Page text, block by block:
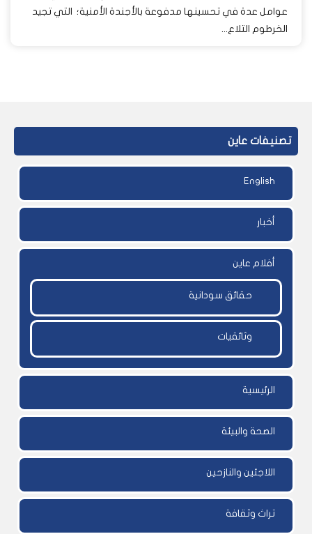
عوامل عدة في تحسينها مدفوعة بالأجندة الأمنية؛ التي تجيد
الخرطوم التلاع...
تصنيفات عاين
English
أخبار
أفلام عاين
حقائق سودانية
وثائقيات
الرئيسية
الصحة والبيئة
اللاجئين والنازحين
تراث وثقافة